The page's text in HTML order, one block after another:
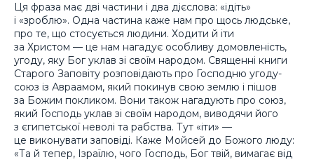
Ця фраза має дві частини і два дієслова: «ідіть»
і «зроблю». Одна частина каже нам про щось людське,
про те, що стосується людини. Ходити й іти
за Христом — це нам нагадує особливу домовленість,
угоду, яку Бог уклав зі своїм народом. Священні книги
Старого Заповіту розповідають про Господню угоду-
союз із Авраамом, який покинув свою землю і пішов
за Божим покликом. Вони також нагадують про союз,
який Господь уклав зі своїм народом, виводячи його
з єгипетської неволі та рабства. Тут «іти» —
це виконувати заповіді. Каже Мойсей до Божого люду:
«Та й тепер, Ізраїлю, чого Господь, Бог твій, вимагає від